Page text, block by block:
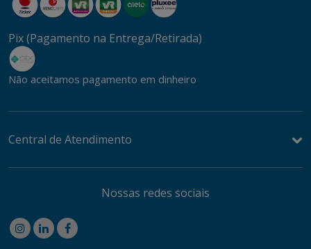
Pix (Pagamento na Entrega/Retirada)
Não aceitamos pagamento em dinheiro
Central de Atendimento
Nossas redes sociais